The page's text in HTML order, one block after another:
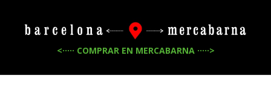
<····· COMPRAR EN MERCABARNA ·····>